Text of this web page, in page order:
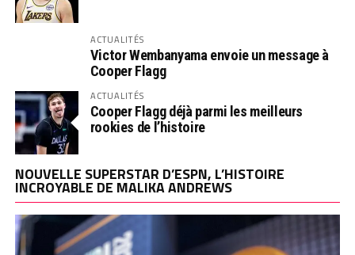
ACTUALITÉS
Victor Wembanyama envoie un message à
Cooper Flagg
ACTUALITÉS
Cooper Flagg déjà parmi les meilleurs
rookies de l’histoire
NOUVELLE SUPERSTAR D’ESPN, L’HISTOIRE
INCROYABLE DE MALIKA ANDREWS